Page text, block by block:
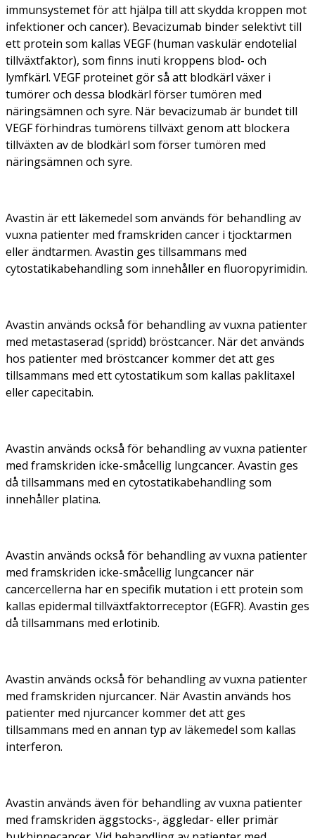
immunsystemet för att hjälpa till att skydda kroppen mot
infektioner och cancer). Bevacizumab binder selektivt till
ett protein som kallas VEGF (human vaskulär endotelial
tillväxtfaktor), som finns inuti kroppens blod- och
lymfkärl. VEGF proteinet gör så att blodkärl växer i
tumörer och dessa blodkärl förser tumören med
näringsämnen och syre. När bevacizumab är bundet till
VEGF förhindras tumörens tillväxt genom att blockera
tillväxten av de blodkärl som förser tumören med
näringsämnen och syre.
Avastin är ett läkemedel som används för behandling av
vuxna patienter med framskriden cancer i tjocktarmen
eller ändtarmen. Avastin ges tillsammans med
cytostatikabehandling som innehåller en fluoropyrimidin.
Avastin används också för behandling av vuxna patienter
med metastaserad (spridd) bröstcancer. När det används
hos patienter med bröstcancer kommer det att ges
tillsammans med ett cytostatikum som kallas paklitaxel
eller capecitabin.
Avastin används också för behandling av vuxna patienter
med framskriden icke-småcellig lungcancer. Avastin ges
då tillsammans med en cytostatikabehandling som
innehåller platina.
Avastin används också för behandling av vuxna patienter
med framskriden icke-småcellig lungcancer när
cancercellerna har en specifik mutation i ett protein som
kallas epidermal tillväxtfaktorreceptor (EGFR). Avastin ges
då tillsammans med erlotinib.
Avastin används också för behandling av vuxna patienter
med framskriden njurcancer. När Avastin används hos
patienter med njurcancer kommer det att ges
tillsammans med en annan typ av läkemedel som kallas
interferon.
Avastin används även för behandling av vuxna patienter
med framskriden äggstocks-, äggledar- eller primär